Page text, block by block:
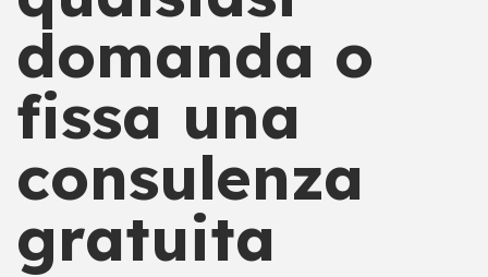
domanda o
fissa una
consulenza
gratuita